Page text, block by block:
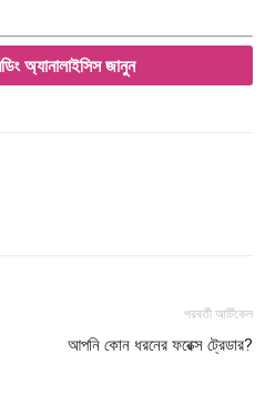
অ্যানালাইসিস জানুন
পরবর্তী আর্টিকেল
আপনি কোন ধরনের ফরেক্স ট্রেডার?